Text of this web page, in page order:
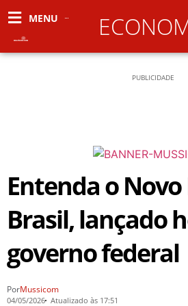
MENU
PUBLICIDADE
Entenda o
Brasil, lançado
governo federal
PorMussicom
04/05/2026 Atualizado às 17:51